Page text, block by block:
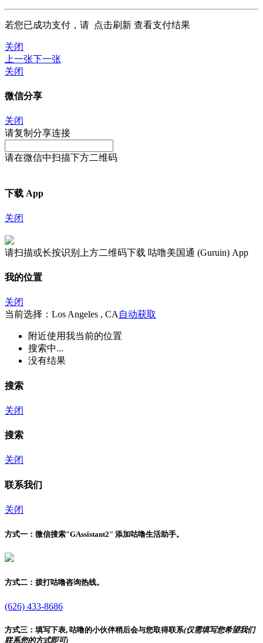
若您已成功支付，请 点击刷新 查看支付结果
关闭
上一张下一张
关闭
微信分享
关闭
请复制分享连接
请在微信中扫描下方二维码
下载 App
关闭
请扫描或长按识别上方二维码下载 咕噜美国通 (Guruin) App
我的位置
关闭
当前选择：Los Angeles , CA 自动获取
附近使用我当前的位置
搜索中...
没有结果
搜索
关闭
搜索
关闭
联系我们
关闭
方式一： 微信搜索"GAssistant2" 添加咕噜生活助手。
方式二： 拨打咕噜咨询热线。
(626) 433-8686
方式三： 填写下表, 咕噜的小伙伴稍后会与您取得联系(仅需填写您希望我们
联系您的方式即可)